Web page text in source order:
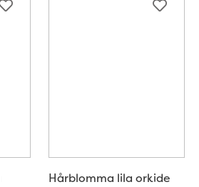
Hårblomma lila orkide